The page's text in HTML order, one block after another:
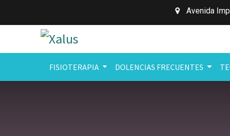
Avenida
FISIOTERAPIA DOLENCIAS FRECUENTES